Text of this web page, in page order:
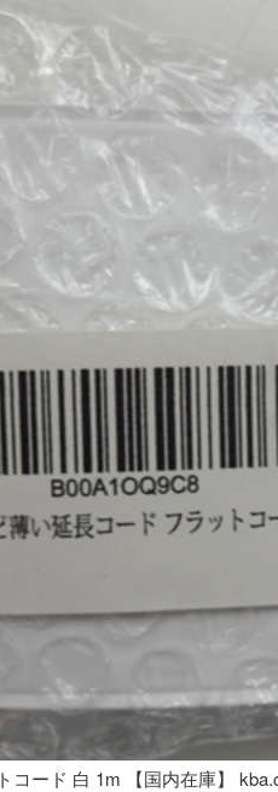
コード 白 1m 【国内在庫】